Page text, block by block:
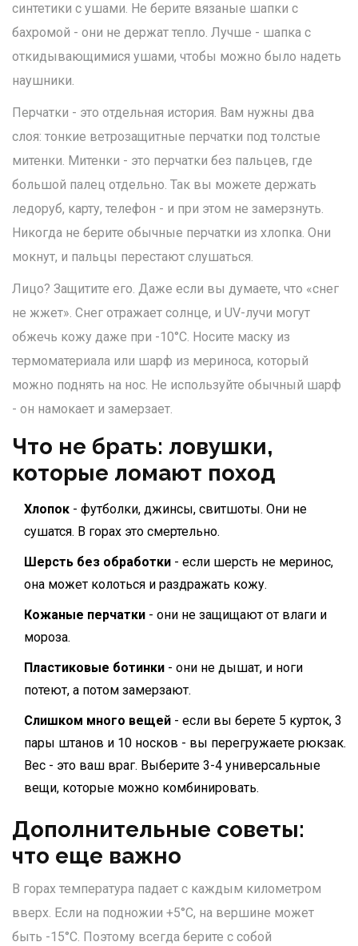
синтетики с ушами. Не берите вязаные шапки с
бахромой - они не держат тепло. Лучше - шапка с
откидывающимися ушами, чтобы можно было надеть
наушники.
Перчатки - это отдельная история. Вам нужны два
слоя: тонкие ветрозащитные перчатки под толстые
митенки. Митенки - это перчатки без пальцев, где
большой палец отдельно. Так вы можете держать
ледоруб, карту, телефон - и при этом не замерзнуть.
Никогда не берите обычные перчатки из хлопка. Они
мокнут, и пальцы перестают слушаться.
Лицо? Защитите его. Даже если вы думаете, что «снег
не жжет». Снег отражает солнце, и UV-лучи могут
обжечь кожу даже при -10°C. Носите маску из
термоматериала или шарф из мериноса, который
можно поднять на нос. Не используйте обычный шарф
- он намокает и замерзает.
Что не брать: ловушки,
которые ломают поход
Хлопок - футболки, джинсы, свитшоты. Они не
сушатся. В горах это смертельно.
Шерсть без обработки - если шерсть не меринос,
она может колоться и раздражать кожу.
Кожаные перчатки - они не защищают от влаги и
мороза.
Пластиковые ботинки - они не дышат, и ноги
потеют, а потом замерзают.
Слишком много вещей - если вы берете 5 курток, 3
пары штанов и 10 носков - вы перегружаете рюкзак.
Вес - это ваш враг. Выберите 3-4 универсальные
вещи, которые можно комбинировать.
Дополнительные советы:
что еще важно
В горах температура падает с каждым километром
вверх. Если на подножии +5°C, на вершине может
быть -15°C. Поэтому всегда берите с собой